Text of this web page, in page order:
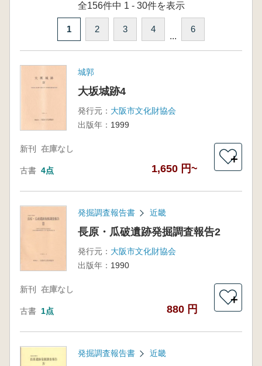
全156件中 1 - 30件を表示
1 2 3 4
...
6
城郭
大坂城跡4
発行元： 大阪市文化財協会
出版年： 1999
新刊 在庫なし
古書 4点 1,650 円~
＋
発掘調査報告書 近畿
長原・瓜破遺跡発掘調査報告2
発行元： 大阪市文化財協会
出版年： 1990
新刊 在庫なし
古書 1点 880 円
＋
発掘調査報告書 近畿